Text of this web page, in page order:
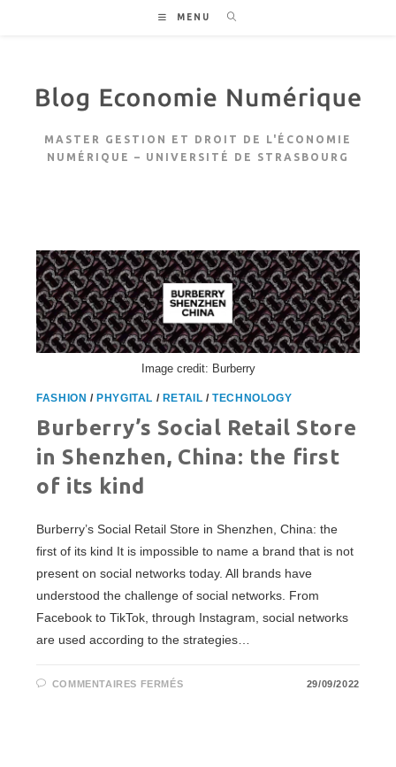
MENU
MASTER GESTION ET DROIT DE L'ÉCONOMIE
NUMÉRIQUE – UNIVERSITÉ DE STRASBOURG
Image credit: Burberry
FASHION / PHYGITAL / RETAIL /TECHNOLOGY
Burberry’s Social Retail Store
in Shenzhen, China: the first
of its kind
Burberry’s Social Retail Store in Shenzhen, China: the
first of its kind It is impossible to name a brand that is not
present on social networks today. All brands have
understood the challenge of social networks. From
Facebook to TikTok, through Instagram, social networks
are used according to the strategies…
COMMENTAIRES FERMÉSSUR
29/09/2022